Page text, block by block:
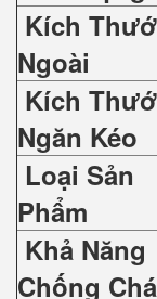
Kích
Ngoài
Kích
Ngăn Kéo
Loại Sản
Phẩm
Khả Năng
Chống